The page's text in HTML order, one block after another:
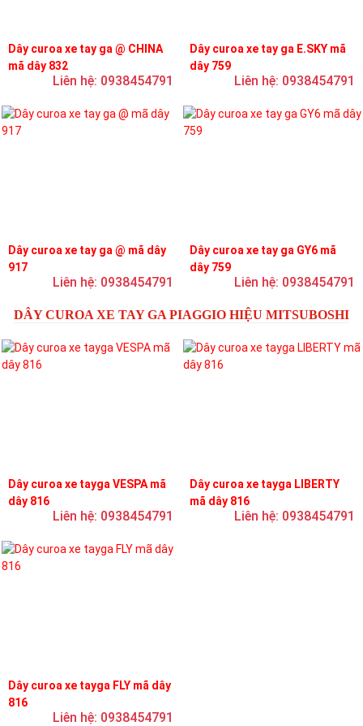
Dây curoa xe tay ga @ CHINA
mã dây 832
Liên hệ: 0938454791
Dây curoa xe tay ga E.SKY mã
dây 759
Liên hệ: 0938454791
Dây curoa xe tay ga @ mã dây
917
Liên hệ: 0938454791
Dây curoa xe tay ga GY6 mã
dây 759
Liên hệ: 0938454791
DÂY CUROA XE TAY GA PIAGGIO HIỆU MITSUBOSHI
Dây curoa xe tayga VESPA mã
dây 816
Liên hệ: 0938454791
Dây curoa xe tayga LIBERTY
mã dây 816
Liên hệ: 0938454791
Dây curoa xe tayga FLY mã dây
816
Liên hệ: 0938454791